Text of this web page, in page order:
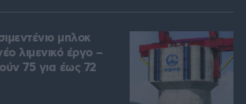
μπλοκ
λιμενικό έργο –
75 για έως 72